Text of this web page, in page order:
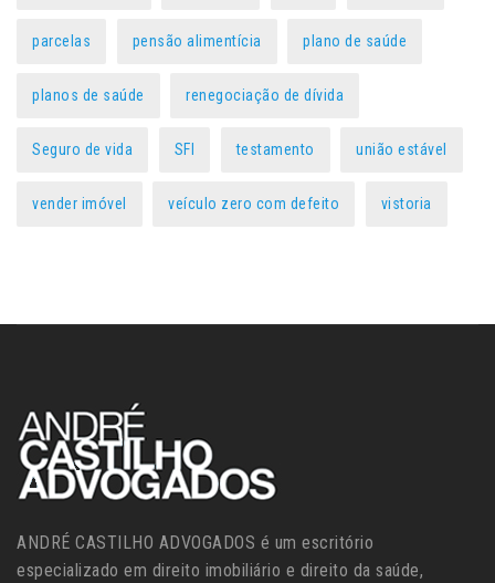
parcelas pensão alimentícia plano de saúde
planos de saúde renegociação de dívida
Seguro de vida SFI testamento união estável
vender imóvel veículo zero com defeito vistoria
ANDRÉ CASTILHO ADVOGADOS é um escritório
especializado em direito imobiliário e direito da saúde,